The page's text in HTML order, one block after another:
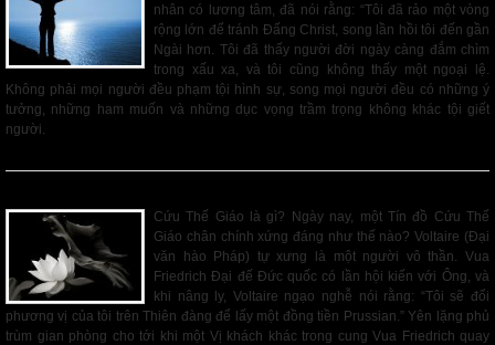
nhân có lương tâm, đã nói rằng: “Tôi đã rảo một vòng
rộng lớn để tránh Đấng Christ, song lần hồi tôi đến gần
Ngài hơn. Tôi đã thấy người đời ngày càng đắm chìm
trong xấu xa, và tôi cũng không thấy một ngoại lệ.
Không phải mọi người đều phạm tội hình sự, song mọi người đều có những ý
tưởng, những ham muốn và những dục vọng trầm trọng không khác tội giết
người.
Cứu Thế Giáo là gì? Ngày nay, một Tín đồ Cứu Thế
Giáo chân chính xứng đáng như thế nào? Voltaire (Đại
văn hào Pháp) tự xưng là một người vô thần. Vua
Friedrich Đại đế Đức quốc có lần hội kiến với Ông, và
khi nâng ly, Voltaire ngạo nghễ nói rằng: “Tôi sẽ đổi
phương vị của tôi trên Thiên đàng để lấy một đồng tiền Prussian.” Yên lặng phủ
trùm gian phòng cho tới khi một Vị khách khác trong cung Vua Friedrich quay